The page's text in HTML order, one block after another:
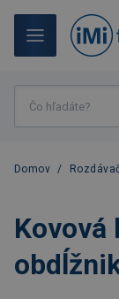
Domov /
Kovová